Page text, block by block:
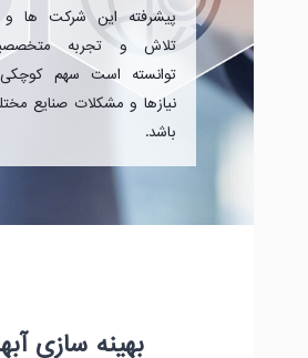
پیشرفته این شرکت ها
تلاش و تجربه
توانسته است سهم
نیازها و مشکلات صنایع
باشد.
بهینه سازی